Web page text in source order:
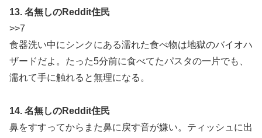
13. 名無しのReddit住民
>>7
食器洗い中にシンクにある濡れた食べ物は地獄のバイオハ
ザードだよ。たった5分前に食べてたパスタの一片でも、
濡れて手に触れると無理になる。
14. 名無しのReddit住民
鼻をすすってからまた鼻に戻す音が嫌い。ティッシュに出